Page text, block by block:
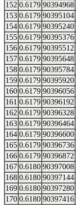
152 0.6179 90394968
153 0.6179 90395104
154 0.6179 90395240
155 0.6179 90395376
156 0.6179 90395512
157 0.6179 90395648
158 0.6179 90395784
159 0.6179 90395920
160 0.6179 90396056
161 0.6179 90396192
162 0.6179 90396328
163 0.6179 90396464
164 0.6179 90396600
165 0.6179 90396736
166 0.6179 90396872
167 0.6180 90397008
168 0.6180 90397144
169 0.6180 90397280
170 0.6180 90397416